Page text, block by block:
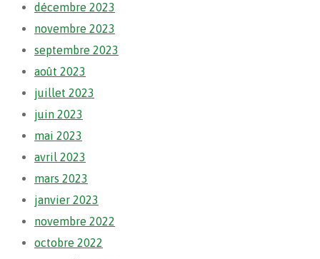
décembre 2023
novembre 2023
septembre 2023
août 2023
juillet 2023
juin 2023
mai 2023
avril 2023
mars 2023
janvier 2023
novembre 2022
octobre 2022